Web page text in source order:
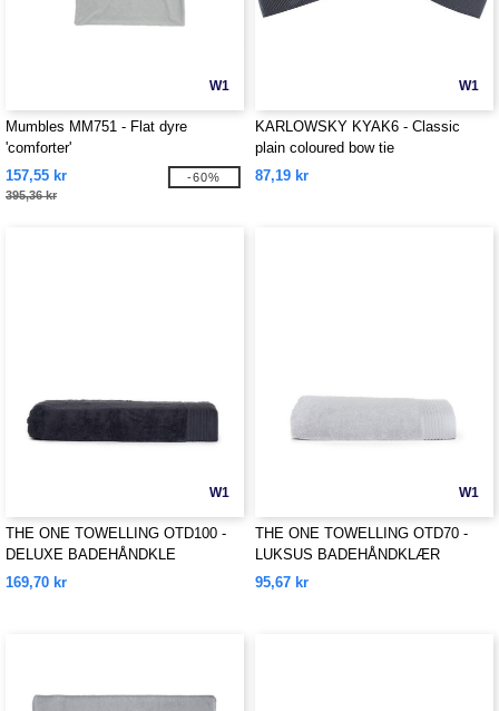
W1
Mumbles MM751 - Flat dyre
'comforter'
157,55 kr
395,36 kr
-60%
W1
KARLOWSKY KYAK6 - Classic
plain coloured bow tie
87,19 kr
W1
THE ONE TOWELLING OTD100 -
DELUXE BADEHÅNDKLE
169,70 kr
W1
THE ONE TOWELLING OTD70 -
LUKSUS BADEHÅNDKLÆR
95,67 kr